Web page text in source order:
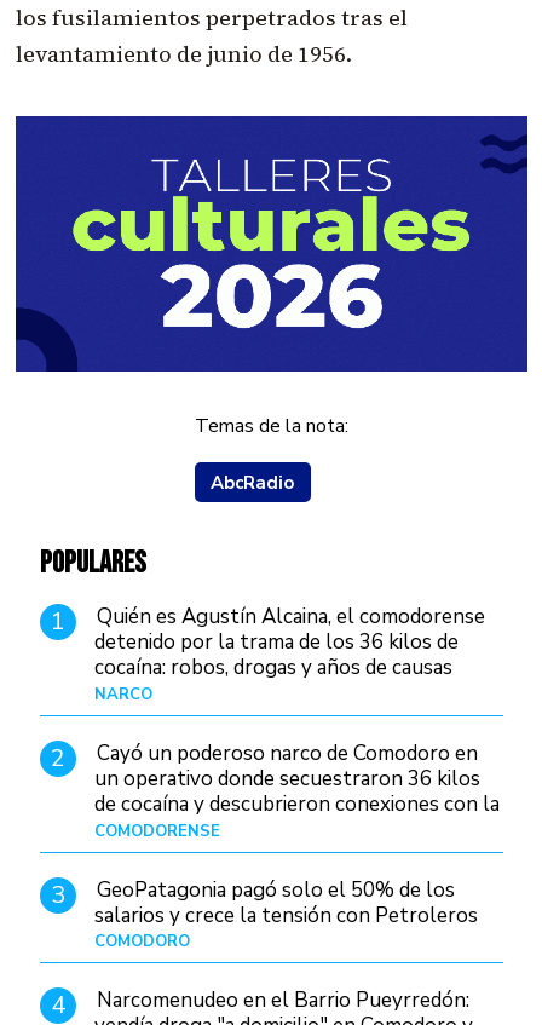
los fusilamientos perpetrados tras el
levantamiento de junio de 1956.
Temas de la nota:
AbcRadio
POPULARES
1
Quién es Agustín Alcaina, el comodorense
detenido por la trama de los 36 kilos de
cocaína: robos, drogas y años de causas
judiciales
NARCO
2
Cayó un poderoso narco de Comodoro en
un operativo donde secuestraron 36 kilos
de cocaína y descubrieron conexiones con la
Patagonia
COMODORENSE
3
GeoPatagonia pagó solo el 50% de los
salarios y crece la tensión con Petroleros
COMODORO
4
Narcomenudeo en el Barrio Pueyrredón: